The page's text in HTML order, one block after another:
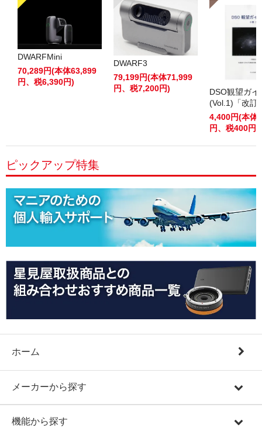
DWARFMini
70,289円(本体63,899
円、税6,390円)
DWARF3
79,199円(本体71,999
円、税7,200円)
DSO観望ガイ
(Vol.1)「改訂
4,400円(本体
円、税400円)
ピックアップ特集
ホーム
メーカーから探す
機能から探す